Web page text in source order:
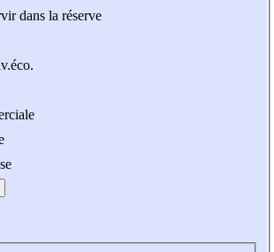
dans la réserve